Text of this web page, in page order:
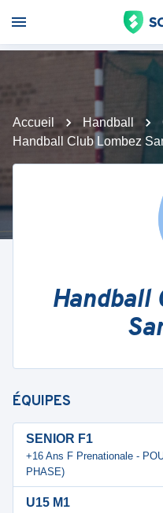
Accueil Handball
Handball Club Lombez
Handball
ÉQUIPES
SENIOR F1
+16 Ans F Prenationale -
PHASE)
U15 M1